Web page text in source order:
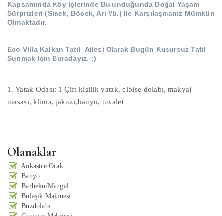
Kapsamında Köy İçlerinde Bulunduğunda Doğal Yaşam
Sürprizleri (Sinek, Böcek, Ari Vb.) İle Karşılaşmanız Mümkün
Olmaktadır.
Eco Villa Kalkan Tatil Ailesi Olarak Bugün Kusursuz Tatil
Sunmak İçin Buradayız. :)
1. Yatak Odası: 1 Çift kişilik yatak, elbise dolabı, makyaj
masası, klima, jakuzi,banyo, tuvalet
Olanaklar
Ankastre Ocak
Banyo
Barbekü/Mangal
Bulaşık Makinesi
Buzdolabı